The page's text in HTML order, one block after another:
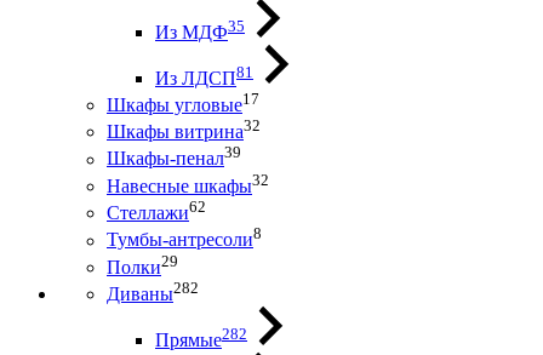
Из МДФ35
Из ЛДСП81
Шкафы угловые17
Шкафы витрина32
Шкафы-пенал39
Навесные шкафы32
Стеллажи62
Тумбы-антресоли8
Полки29
Диваны282
Прямые282